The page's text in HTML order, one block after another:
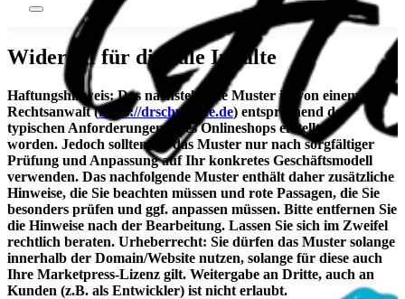
Widerruf für digitale Inhalte
Haftungshinweis: Das nachstehende Muster ist von einem
Rechtsanwalt (https://drschwenke.de) entsprechend den
typischen Anforderungen eines Onlineshops erstellt
worden. Jedoch sollten Sie das Muster nur nach sorgfältiger
Prüfung und Anpassung auf Ihr konkretes Geschäftsmodell
verwenden. Das nachfolgende Muster enthält daher zusätzliche
Hinweise, die Sie beachten müssen und rote Passagen, die Sie
besonders prüfen und ggf. anpassen müssen. Bitte entfernen Sie
die Hinweise nach der Bearbeitung. Lassen Sie sich im Zweifel
rechtlich beraten. Urheberrecht: Sie dürfen das Muster solange
innerhalb der Domain/Website nutzen, solange für diese auch
Ihre Marketpress-Lizenz gilt. Weitergabe an Dritte, auch an
Kunden (z.B. als Entwickler) ist nicht erlaubt.